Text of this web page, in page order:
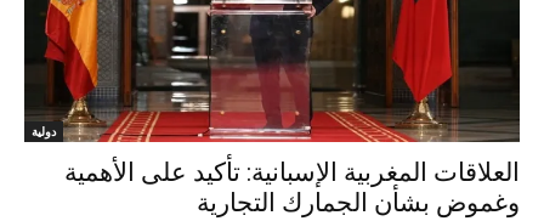
دولية
العلاقات المغربية الإسبانية: تأكيد على الأهمية
وغموض بشأن الجمارك التجارية